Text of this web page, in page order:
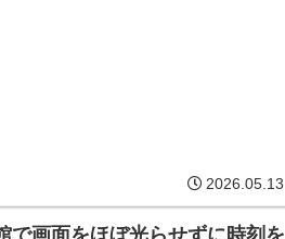
2026.05.13
で画面をほぼ光らせずに時刻を